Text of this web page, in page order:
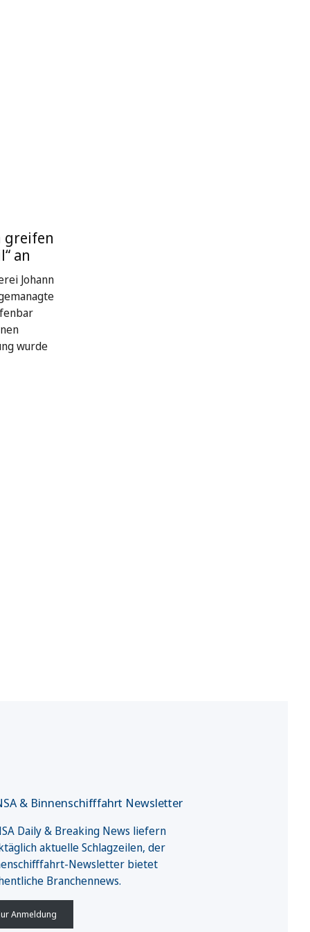
greifen
an
Johann
wurde
& Binnenschifffahrt Newsletter
Daily & Breaking News liefern
aktuelle Schlagzeilen, der
Newsletter bietet
Branchennews.
Anmeldung